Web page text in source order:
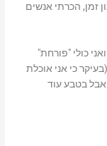
זמן, הכרתי אנשים
כולי "פורחת"
כי אני אוכלת
בטבע עוד